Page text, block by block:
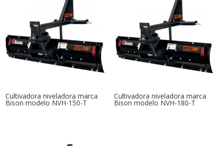
Cultivadora niveladora marca
Bison modelo NVH-150-T
Cultivadora niveladora marca
Bison modelo NVH-180-T